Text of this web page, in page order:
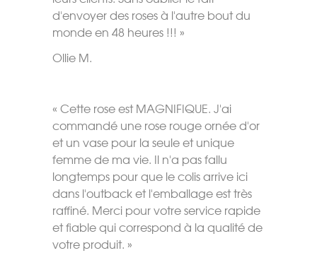
d'envoyer des roses à l'autre bout du
monde en 48 heures !!! »
Ollie M.
« Cette rose est MAGNIFIQUE. J'ai
commandé une rose rouge ornée d'or
et un vase pour la seule et unique
femme de ma vie. Il n'a pas fallu
longtemps pour que le colis arrive ici
dans l'outback et l'emballage est très
raffiné. Merci pour votre service rapide
et fiable qui correspond à la qualité de
votre produit. »